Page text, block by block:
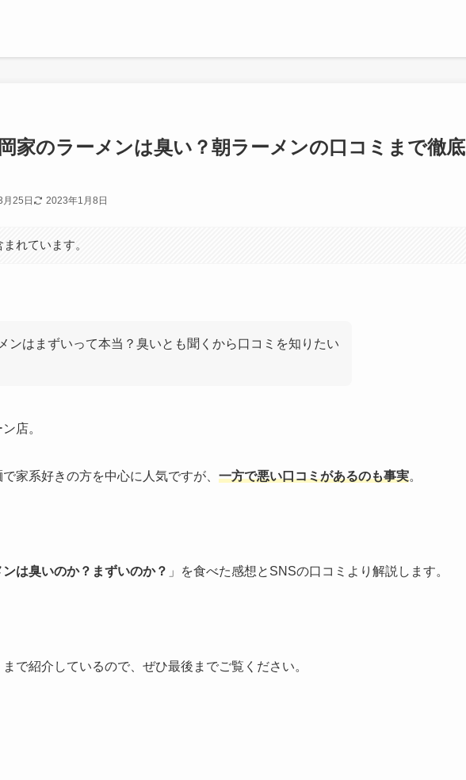
家のラーメンは臭い？朝ラーメンの口コミまで徹底
25日 2023年1月8日
れています。
ンはまずいって本当？臭いとも聞くから口コミを知りたい
店。
家系好きの方を中心に人気ですが、 一方で悪い口コミがあるのも事実。
は臭いのか？まずいのか？ 」を食べた感想とSNSの口コミより解説します。
で紹介しているので、ぜひ最後までご覧ください。